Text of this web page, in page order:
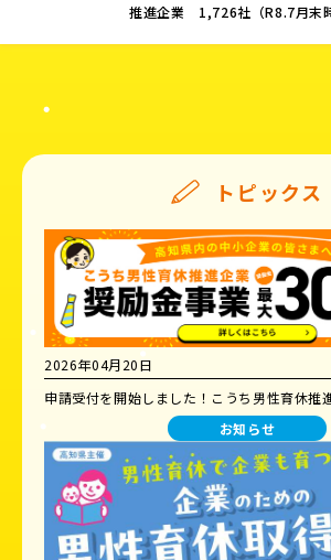
推進企業 1,726社（R8.7月末時
トピックス
2026年04月20日
申請受付を開始しました！こうち男性育休推
お知らせ